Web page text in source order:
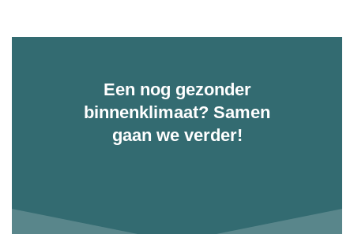
Een nog gezonder
binnenklimaat? Samen
gaan we verder!